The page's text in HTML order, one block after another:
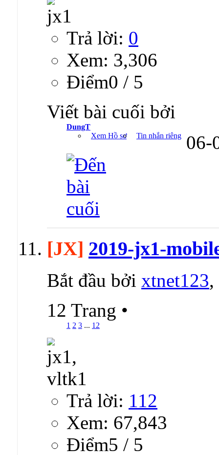
Trả lời: 0
Xem: 3,306
Ðiểm0 / 5
Viết bài cuối bởi
DungT
Xem Hồ sơ
Tin nhắn riêng 06-
[JX] 2019-jx1-
Bắt đầu bởi xtnet123
12 Trang •
1 2 3 ... 12
Trả lời: 112
Xem: 67,843
Ðiểm5 / 5